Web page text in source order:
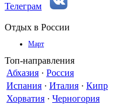
Телеграм
Отдых в России
Март
Топ-направления
Абхазия · Россия
Испания · Италия · Кипр
Хорватия · Черногория